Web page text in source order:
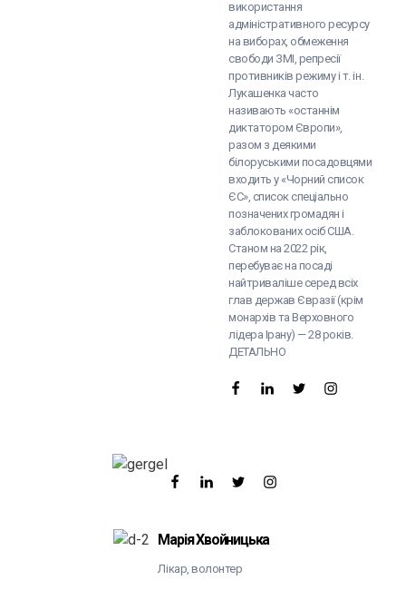
використання
адміністративного ресурсу
на виборах, обмеження
свободи ЗМІ, репресії
противників режиму і т. ін.
Лукашенка часто
називають «останнім
диктатором Європи»,
разом з деякими
білоруськими посадовцями
входить у «Чорний список
ЄС», список спеціально
позначених громадян і
заблокованих осіб США.
Станом на 2022 рік,
перебуває на посаді
найтриваліше серед всіх
глав держав Євразії (крім
монархів та Верховного
лідера Ірану) — 28 років.
ДЕТАЛЬНО
Марія Хвойницька
Лікар, волонтер